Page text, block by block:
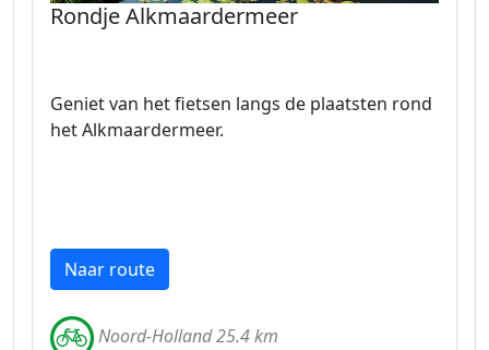
Rondje Alkmaardermeer
Geniet van het fietsen langs de plaatsten rond
het Alkmaardermeer.
Naar route
Noord-Holland 25.4 km